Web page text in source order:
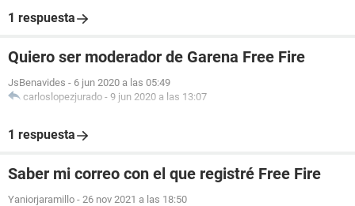
1 respuesta
Quiero ser moderador de Garena Free Fire
JsBenavides - 6 jun 2020 a las 05:49
carloslopezjurado - 9 jun 2020 a las 13:07
1 respuesta
Saber mi correo con el que registré Free Fire
Yaniorjaramillo - 26 nov 2021 a las 18:50